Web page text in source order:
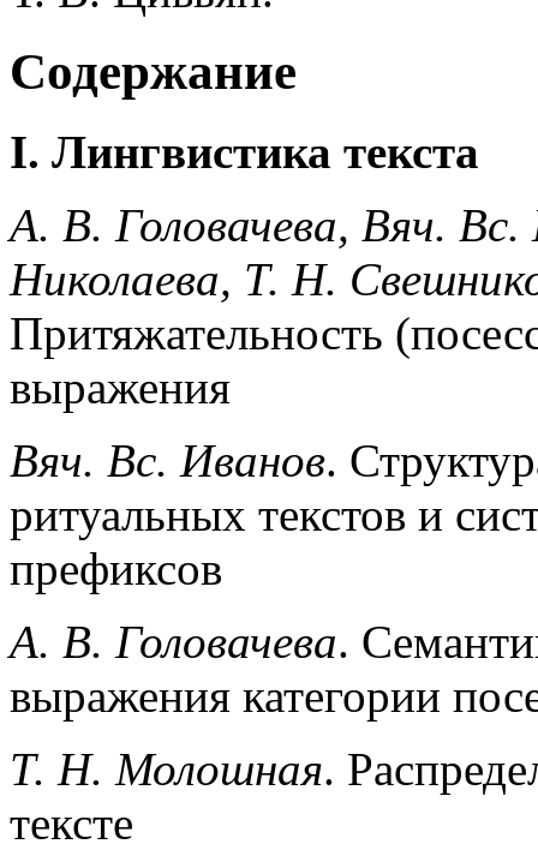
Содержание
I. Лингвистика текста
А. В. Головачева, Вяч.
Николаева, Т. Н.
Притяжательность
выражения
Вяч. Вс. Иванов.
ритуальных текстов и
префиксов
А. В. Головачева.
выражения категории
Т. Н. Молошная.
тексте